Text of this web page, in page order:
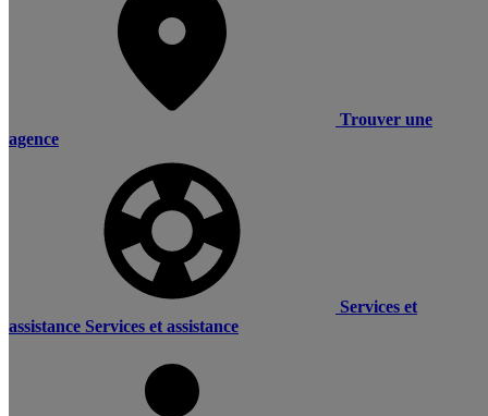
Trouver une
agence
Services et
assistance Services et assistance